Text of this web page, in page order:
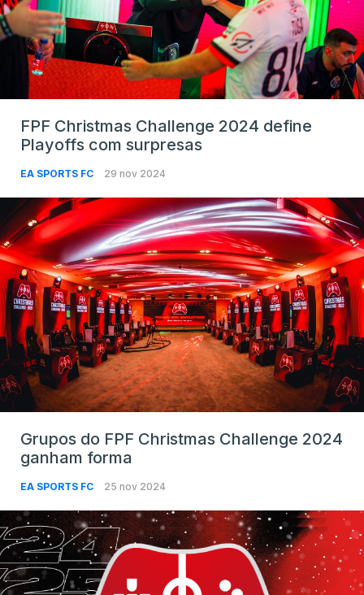
FPF Christmas Challenge 2024 define
Playoffs com surpresas
EA SPORTS FC 29 nov 2024
Grupos do FPF Christmas Challenge 2024
ganham forma
EA SPORTS FC 25 nov 2024